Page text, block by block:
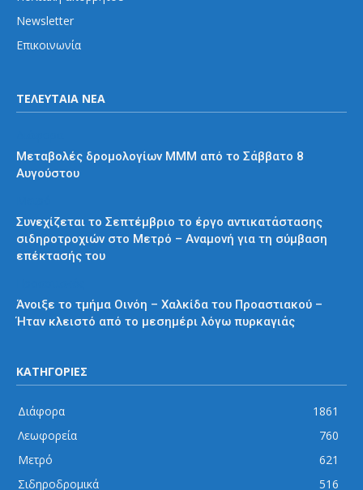
Newsletter
Επικοινωνία
ΤΕΛΕΥΤΑΙΑ ΝΕΑ
Μεταβολές δρομολογίων ΜΜΜ από το Σάββατο 8
Αυγούστου
Συνεχίζεται το Σεπτέμβριο το έργο αντικατάστασης
σιδηροτροχιών στο Μετρό – Αναμονή για τη σύμβαση
επέκτασής του
Άνοιξε το τμήμα Οινόη – Χαλκίδα του Προαστιακού –
Ήταν κλειστό από το μεσημέρι λόγω πυρκαγιάς
ΚΑΤΗΓΟΡΙΕΣ
Διάφορα
1861
Λεωφορεία
760
Μετρό
621
Σιδηροδρομικά
516